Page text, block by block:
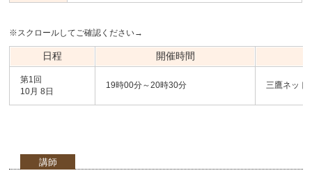
※スクロールしてご確認ください→
日程 開催時間
第1回
10月 8日
19時00分～20時30分 三鷹ネット
講師